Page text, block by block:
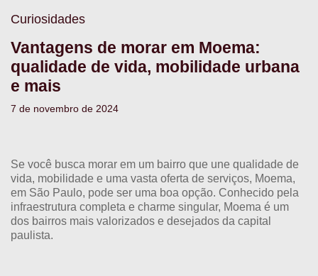
Curiosidades
Vantagens de morar em Moema:
qualidade de vida, mobilidade urbana
e mais
7 de novembro de 2024
Se você busca morar em um bairro que une qualidade de
vida, mobilidade e uma vasta oferta de serviços, Moema,
em São Paulo, pode ser uma boa opção. Conhecido pela
infraestrutura completa e charme singular, Moema é um
dos bairros mais valorizados e desejados da capital
paulista.